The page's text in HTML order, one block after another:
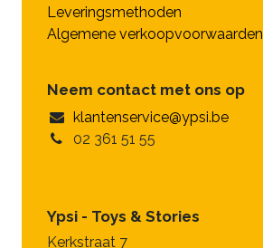
Leveringsmethoden
Algemene verkoopvoorwaarden
Neem contact met ons op
klantenservice@ypsi.be
02 361 51 55
Ypsi - Toys & Stories
Kerkstraat 7